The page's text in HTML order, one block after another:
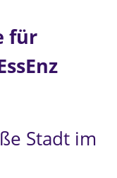
für
Stadt im